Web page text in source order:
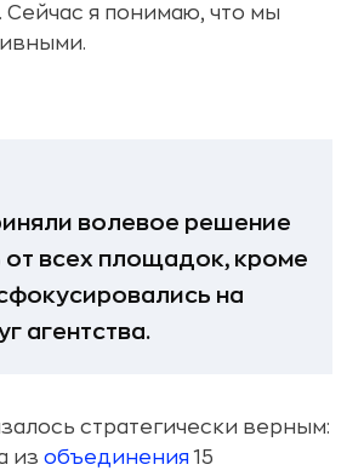
Сейчас я понимаю, что мы
волевое решение
от всех площадок, кроме
на
агентства.
стратегически верным:
из объединения 15